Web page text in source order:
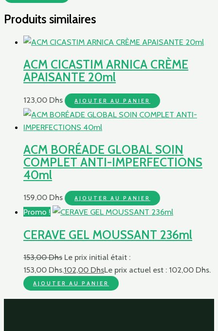
Produits similaires
ACM CICASTIM ARNICA CRÈME
APAISANTE 20ml
123,00 Dhs AJOUTER AU PANIER
ACM BORÉADE GLOBAL SOIN
COMPLET ANTI-IMPERFECTIONS
40ml
159,00 Dhs AJOUTER AU PANIER
Promo !
CERAVE GEL MOUSSANT 236ml
153,00Dhs Le prix initial était :
153,00 Dhs.102,00 DhsLe prix actuel est : 102,00 Dhs.
AJOUTER AU PANIER